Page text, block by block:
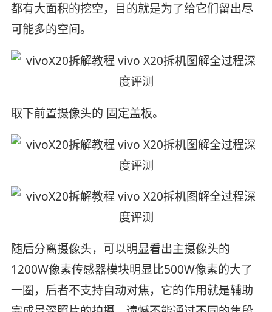
都有大面积的挖空，目的就是为了给它们留出尽
可能多的空间。
取下前置摄像头的 固定盖板。
随后分离摄像头，可以明显看出主摄像头的
1200W像素传感器模块明显比500W像素的大了
一圈，后者不支持自动对焦，它的作用就是辅助